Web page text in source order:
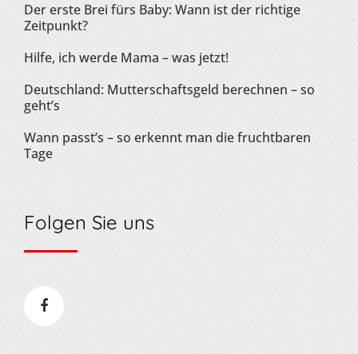
Der erste Brei fürs Baby: Wann ist der richtige
Zeitpunkt?
Hilfe, ich werde Mama – was jetzt!
Deutschland: Mutterschaftsgeld berechnen – so
geht’s
Wann passt’s – so erkennt man die fruchtbaren
Tage
Folgen Sie uns